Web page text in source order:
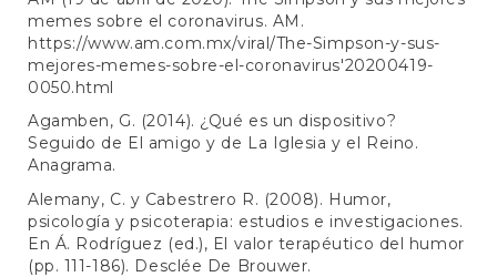
memes sobre el coronavirus. AM.
https://www.am.com.mx/viral/The-Simpson-y-sus-
mejores-memes-sobre-el-coronavirus'20200419-
0050.html
Agamben, G. (2014). ¿Qué es un dispositivo?
Seguido de El amigo y de La Iglesia y el Reino.
Anagrama.
Alemany, C. y Cabestrero R. (2008). Humor,
psicología y psicoterapia: estudios e investigaciones.
En Á. Rodríguez (ed.), El valor terapéutico del humor
(pp. 111-186). Desclée De Brouwer.